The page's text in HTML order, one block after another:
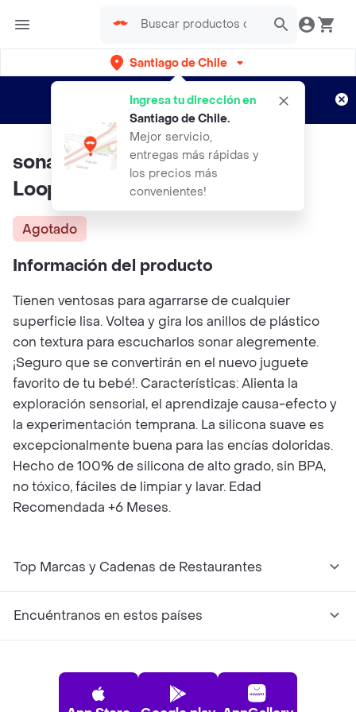
Santiago de Chile
Ingresa tu dirección en
Santiago de Chile.
Mejor servicio,
entregas más rápidas y
los precios más
convenientes!
envíos gratis por semanas
Aplican TyC
sonajero Mordedor Pipsquigz
Loops Naranja
Agotado
Información del producto
Tienen ventosas para agarrarse de cualquier
superficie lisa. Voltea y gira los anillos de plástico
con textura para escucharlos sonar alegremente.
¡Seguro que se convertirán en el nuevo juguete
favorito de tu bebé!. Características: Alienta la
exploración sensorial, el aprendizaje causa-efecto y
la experimentación temprana. La silicona suave es
excepcionalmente buena para las encías doloridas.
Hecho de 100% de silicona de alto grado, sin BPA,
no tóxico, fáciles de limpiar y lavar. Edad
Recomendada +6 Meses.
Top Marcas y Cadenas de Restaurantes
Encuéntranos en estos países